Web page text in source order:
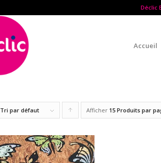
Déclic
Accueil
Tri par défaut Cliquer
trier
les
Afficher 15 Produits par